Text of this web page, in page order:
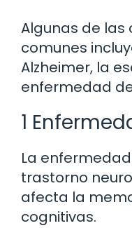
Algunas de las
comunes
Alzheimer, la
enfermedad
1
La
trastorno
afecta la
cognitivas.